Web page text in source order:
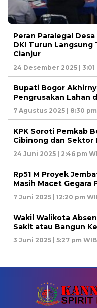
Peran Paralegal
DKI Turun
Cianjur
24 Desember 2025 | 3:01
Bupati Bogor
Pengrusakan Lahan
7 Agustus 2025 | 8:30
KPK Soroti Pemkab
Cibinong dan Sektor
24 Juni 2025 | 2:46 pm
Rp51 M Proyek
Masih Macet Gegara
7 Juni 2025 | 12:20 pm
Wakil Walikota
Sakit atau Bangun
3 Juni 2025 | 5:27 pm WIB